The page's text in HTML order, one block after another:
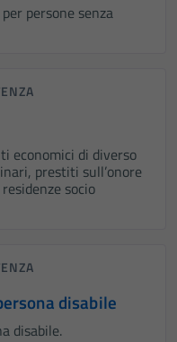
persone senza
economici di diverso
prestiti sull’onore
socio
disabile
disabile.